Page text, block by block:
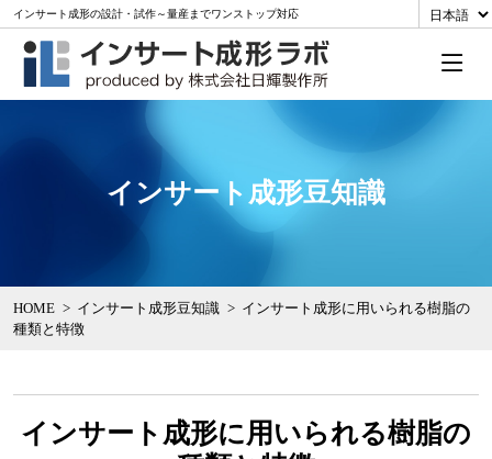
インサート成形の設計・試作～量産までワンストップ対応
インサート成形豆知識
HOME インサート成形豆知識
インサート成形に用いられる樹脂の
種類と特徴
インサート成形に用いられる樹脂の